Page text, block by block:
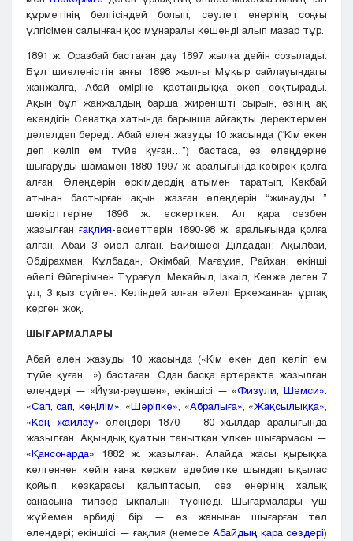
құрметінің белгісіндей болып, сәулет өнерінің соңғы
үлгісімен салынған қос мұнаралы кешенді алып мазар тұр.
1891 ж. Оразбай бастаған дау 1897 жылға дейін созылады.
Бұл шиеленістің аяғы 1898 жылғы Мұқыр сайлауындагы
жанжалға, Абай өміріне қастандыққа әкеп соқтырады.
Ақын бұл жанжалдың барша жиренішті сырын, өзінің ақ
екендігін Сенатқа хатында барынша айғақты деректермен
дәлелдеп береді. Абай өлең жазуды 10 жасында (“Кім екен
деп келіп ем түйе қуған…”) бастаса, өз өлеңдеріне
шығаруды шамамен 1880-1997 ж. аралығында көбірек қолға
алған. Өлеңдерін әркімдердің атымен таратып, Көкбай
атынан бастырған ақын жазған өлеңдерін “жинауды ”
шәкірттеріне 1896 ж. ескерткен. Ал қара сөзбен
жазылғанғақлия-өсиеттерін 1890-98 ж. аралығында қолға
алған. Абай 3 әйел алған. Байбішесі Ділдадан: Ақылбай,
Әбдірахман, Кұлбадан, Әкімбай, Мағаұия, Райхан; екінші
әйелі Әйгерімнен Тұрағұл, Мекайыл, Ізкаіл, Кенже деген 7
ұл, 3 қыз сүйген. Келіндей алған әйелі Еркежаннан ұрпақ
көрген жоқ.
ШЫҒАРМАЛАРЫ
Абай өлең жазуды 10 жасында («Кім екен деп келіп ем
түйе қуған…») бастаған. Одан басқа ертеректе жазылған
өлеңдері — «Йузи-рәушән», екіншісі — «Физули, Шәмси»
«Сап, сап, көңілім» , «Шәріпке» , «Абралыға» , «Жақсылыққа»
«Кең жайлау» өлеңдері 1870 — 80 жылдар аралығында
жазылған. Ақындық қуатын танытқан үлкен шығармасы —
«Қансонарда» 1882 ж. жазылған. Алайда жасы қырыққа
келгеннен кейін ғана көркем әдебиетке шындап ықылас
қойып, көзқарасы қалыптасып, сөз өнерінің халық
санасына тигізер ықпалын түсінеді. Шығармалары үш
жүйемен өрбиді: бірі — өз жанынан шығарған төл
өлеңдері; екіншісі — ғақлия (немесеАбайдың қара сөздері)